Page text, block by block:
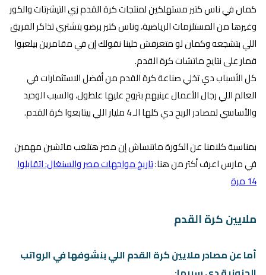
كمان في ناس كتير مستهلكين لمنتجات كرة القدم زي التيشرتات والكور
وغيرها من المستلزمات الرياضية، وناس كتير برضو بتشتري تذاكر الفريق
اللي بتشجعه وكمان لو متعرفش خلينا نقولك إن في مقامرين بيلعبوا
قمار على نتايج ماتشات كرة القدم.
كل الأسباب دي تخلي صناعة كرة القدم من أفضل الاستثمارات في
العالم اللي رجال الأعمال عينيهم بتروح عليها علطول، والسبب الوحيد
والأساسي لمصادر الربح دي كلها الـ 4 مليار اللي بيتابعوا كرة القدم.
بمناسبة كلامنا عن الكورة ماتنساش إن مصر هتلعب ماتشين مهمين
في مارس اعرف أكتر من هنا:تاريخ مواجهات مصر والسنغال: اتقابلوا
14 مرة
ملايين كرة القدم
أما عن مصادر ملايين كرة القدم اللي بنشوفها في الرواتب